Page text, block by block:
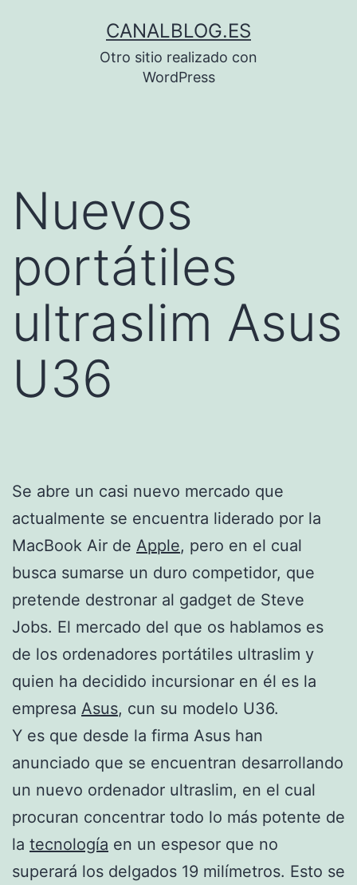
CANALBLOG.ES
Otro sitio realizado con
WordPress
Nuevos
portátiles
ultraslim Asus
U36
Se abre un casi nuevo mercado que
actualmente se encuentra liderado por la
MacBook Air de Apple, pero en el cual
busca sumarse un duro competidor, que
pretende destronar al gadget de Steve
Jobs. El mercado del que os hablamos es
de los ordenadores portátiles ultraslim y
quien ha decidido incursionar en él es la
empresa Asus, cun su modelo U36.
Y es que desde la firma Asus han
anunciado que se encuentran desarrollando
un nuevo ordenador ultraslim, en el cual
procuran concentrar todo lo más potente de
la tecnología en un espesor que no
superará los delgados 19 milímetros. Esto se